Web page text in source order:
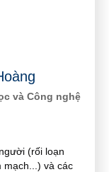
và Công nghệ
(rối loạn
mạch...) và các